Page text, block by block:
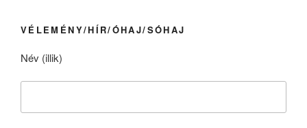
VÉLEMÉNY/HÍR/ÓHAJ/SÓHAJ
Név (illik)